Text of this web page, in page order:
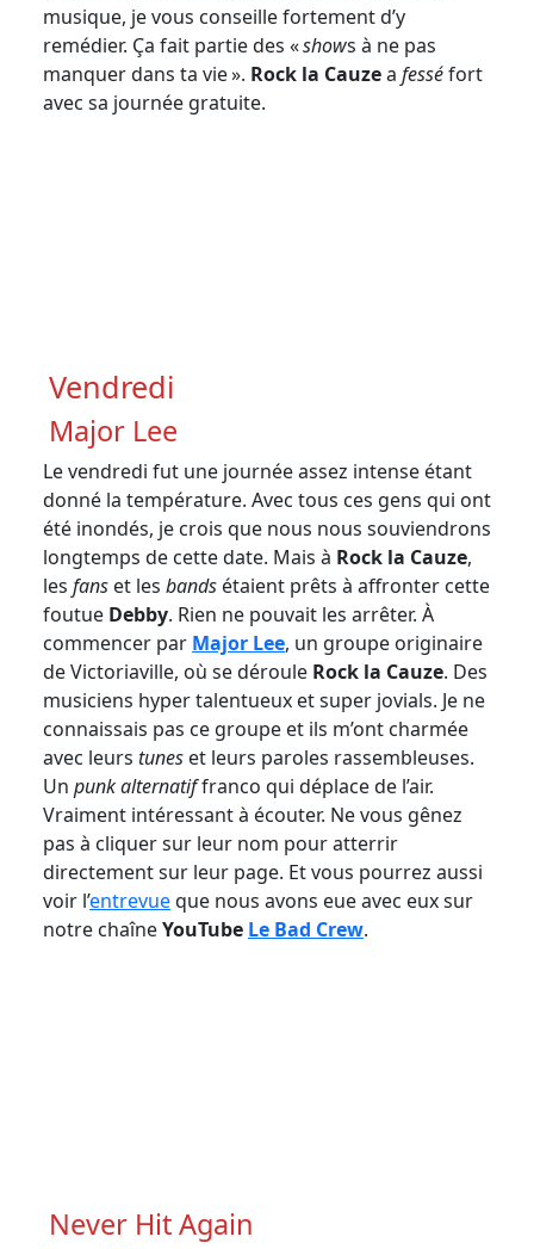
musique, je vous conseille fortement d’y
remédier. Ça fait partie des «shows à ne pas
manquer dans ta vie ». Rock la Cauzea fesséfort
avec sa journée gratuite.
Vendredi
Major Lee
Le vendredi fut une journée assez intense étant
donné la température. Avec tous ces gens qui ont
été inondés, je crois que nous nous souviendrons
longtemps de cette date. Mais à Rock la Cauze,
les fans et les bands étaient prêts à affronter cette
foutue Debby. Rien ne pouvait les arrêter. À
commencer par Major Lee, un groupe originaire
de Victoriaville, où se déroule Rock la Cauze. Des
musiciens hyper talentueux et super jovials. Je ne
connaissais pas ce groupe et ils m’ont charmée
avec leurs tunes et leurs paroles rassembleuses.
Un punkalternatiffranco qui déplace de l’air.
Vraiment intéressant à écouter. Ne vous gênez
pas à cliquer sur leur nom pour atterrir
directement sur leur page. Et vous pourrez aussi
voir l’entrevueque nous avons eue avec eux sur
notre chaîneYouTube Le Bad Crew.
Never Hit Again